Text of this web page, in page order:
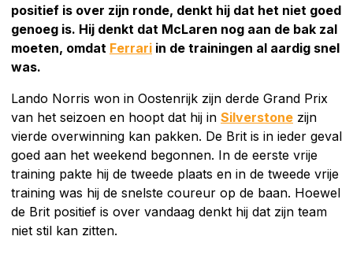
positief is over zijn ronde, denkt hij dat het niet goed
genoeg is. Hij denkt dat McLaren nog aan de bak zal
moeten, omdat Ferrari in de trainingen al aardig snel
was.
Lando Norris won in Oostenrijk zijn derde Grand Prix
van het seizoen en hoopt dat hij in Silverstone zijn
vierde overwinning kan pakken. De Brit is in ieder geval
goed aan het weekend begonnen. In de eerste vrije
training pakte hij de tweede plaats en in de tweede vrije
training was hij de snelste coureur op de baan. Hoewel
de Brit positief is over vandaag denkt hij dat zijn team
niet stil kan zitten.